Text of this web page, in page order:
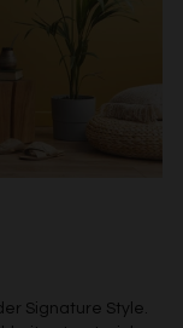
Signature Style.